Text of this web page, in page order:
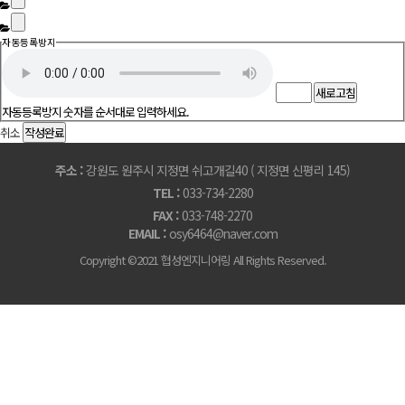
자동등록방지
새로고침
자동등록방지 숫자를 순서대로 입력하세요.
취소 작성완료
주소 :강원도 원주시 지정면 쉬고개길40 ( 지정면 신평리 145)
TEL : 033-734-2280
FAX : 033-748-2270
EMAIL : osy6464@naver.com
Copyright ©2021 협성엔지니어링 All Rights Reserved.